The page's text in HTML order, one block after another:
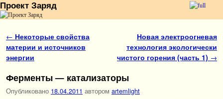
Проект Заряд
Навигация по записям
← Некоторые свойства
материи и источников
энергии
Новая электроогневая
технология экологически
чистого горения (часть 1) →
Ферменты — катализаторы
Опубликовано 18.04.2011 автором artemlight